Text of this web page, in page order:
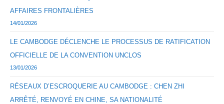
AFFAIRES FRONTALIÈRES
14/01/2026
LE CAMBODGE DÉCLENCHE LE PROCESSUS DE RATIFICATION
OFFICIELLE DE LA CONVENTION UNCLOS
13/01/2026
RÉSEAUX D’ESCROQUERIE AU CAMBODGE : CHEN ZHI
ARRÊTÉ, RENVOYÉ EN CHINE, SA NATIONALITÉ